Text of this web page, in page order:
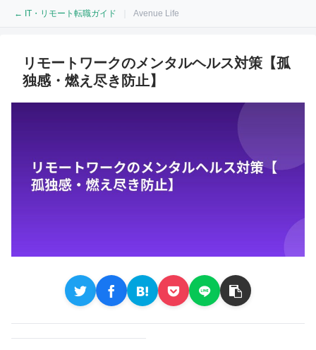
← IT・リモート転職ガイド Avenue Life
リモートワークのメンタルヘルス対策【孤
独感・燃え尽き防止】